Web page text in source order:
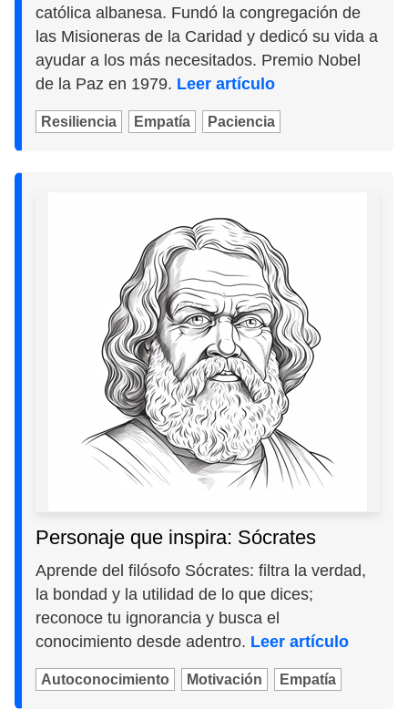
católica albanesa. Fundó la congregación de
las Misioneras de la Caridad y dedicó su vida a
ayudar a los más necesitados. Premio Nobel
de la Paz en 1979. Leer artículo
Resiliencia Empatía Paciencia
Personaje que inspira: Sócrates
Aprende del filósofo Sócrates: filtra la verdad,
la bondad y la utilidad de lo que dices;
reconoce tu ignorancia y busca el
conocimiento desde adentro. Leer artículo
Autoconocimiento Motivación Empatía